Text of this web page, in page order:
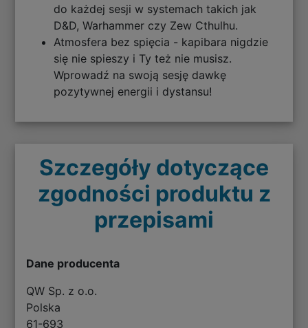
do każdej sesji w systemach takich jak
D&D, Warhammer czy Zew Cthulhu.
Atmosfera bez spięcia - kapibara nigdzie
się nie spieszy i Ty też nie musisz.
Wprowadź na swoją sesję dawkę
pozytywnej energii i dystansu!
Szczegóły dotyczące
zgodności produktu z
przepisami
Dane producenta
QW Sp. z o.o.
Polska
61-693